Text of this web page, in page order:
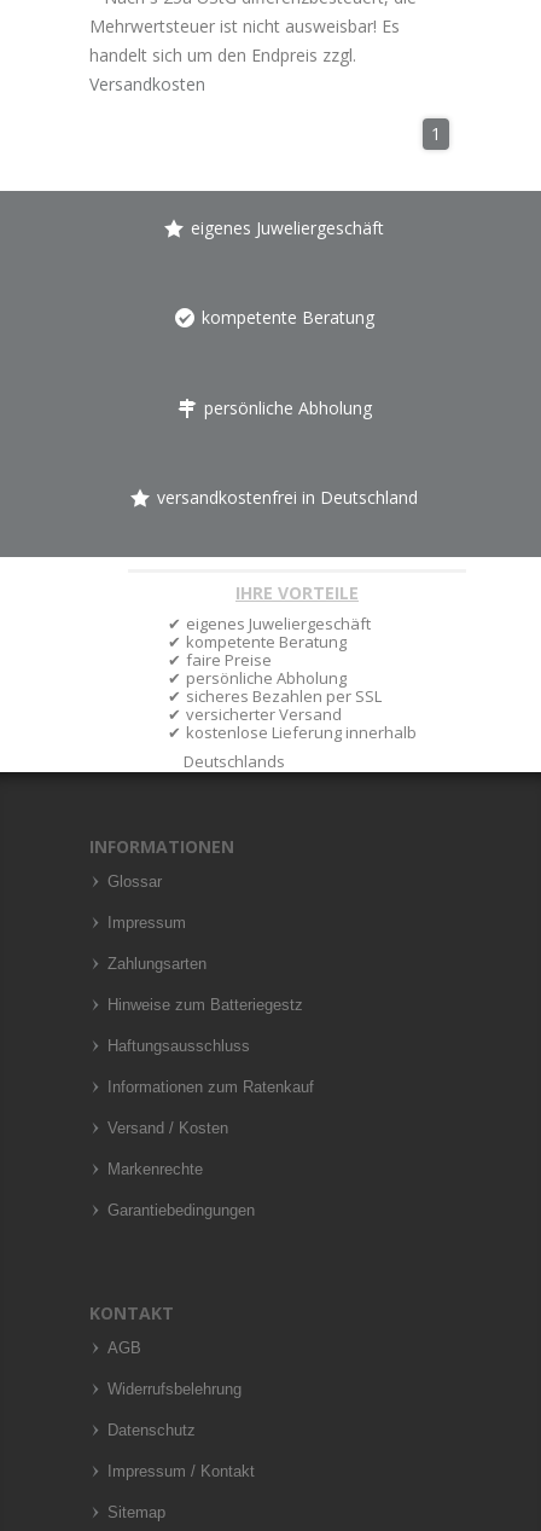
Mehrwertsteuer ist nicht ausweisbar! Es
handelt sich um den Endpreis zzgl.
Versandkosten
1
eigenes Juweliergeschäft
kompetente Beratung
persönliche Abholung
versandkostenfrei in Deutschland
IHRE VORTEILE
eigenes Juweliergeschäft
kompetente Beratung
faire Preise
persönliche Abholung
sicheres Bezahlen per SSL
versicherter Versand
kostenlose Lieferung innerhalb
Deutschlands
INFORMATIONEN
Glossar
Impressum
Zahlungsarten
Hinweise zum Batteriegestz
Haftungsausschluss
Informationen zum Ratenkauf
Versand / Kosten
Markenrechte
Garantiebedingungen
KONTAKT
AGB
Widerrufsbelehrung
Datenschutz
Impressum / Kontakt
Sitemap